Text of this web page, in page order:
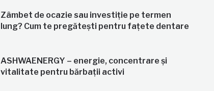
Zâmbet de ocazie sau investiție pe termen
lung? Cum te pregătești pentru fațete dentare
ASHWAENERGY – energie, concentrare și
vitalitate pentru bărbații activi